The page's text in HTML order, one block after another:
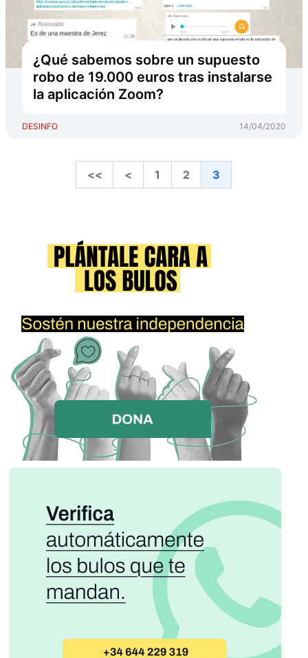
¿Qué sabemos sobre un supuesto
robo de 19.000 euros tras instalarse
la aplicación Zoom?
DESINFO 14/04/2020
<< < 1 2 3